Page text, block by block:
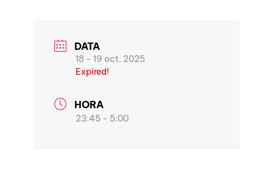
DATA
18 - 19 oct. 2025
Expired!
HORA
23:45 - 5:00